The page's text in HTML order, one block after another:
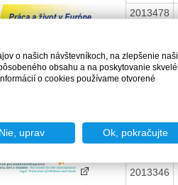
2013478
2013426
2013346
o našich návštevníkoch, na zlepšenie
obsahu a na poskytovanie
o cookies používame otvorené
Nie, uprav Ok, pokračujte